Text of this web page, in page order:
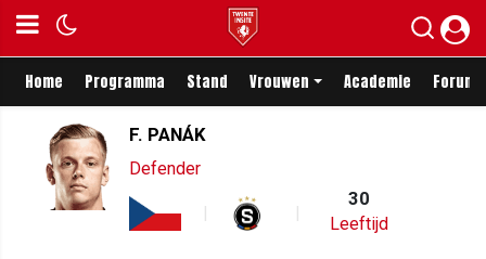
Home Programma Stand Vrouwen Academie Forum
F. PANÁK
Defender
30
Leeftijd